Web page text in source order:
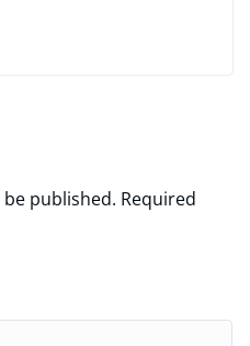
published. Required